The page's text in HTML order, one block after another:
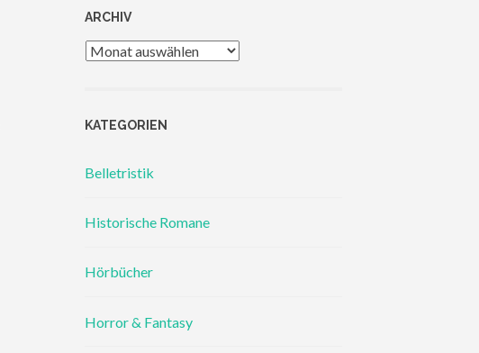
ARCHIV
Archiv
KATEGORIEN
Belletristik
Historische Romane
Hörbücher
Horror & Fantasy